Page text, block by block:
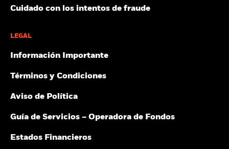
Cuidado con los intentos de fraude
LEGAL
Información Importante
Términos y Condiciones
Aviso de Política
Guía de Servicios – Operadora de Fondos
Estados Financieros